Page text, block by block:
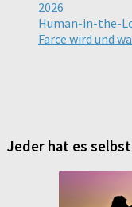
2026
Human-in-the-
Farce wird und
Jeder hat es